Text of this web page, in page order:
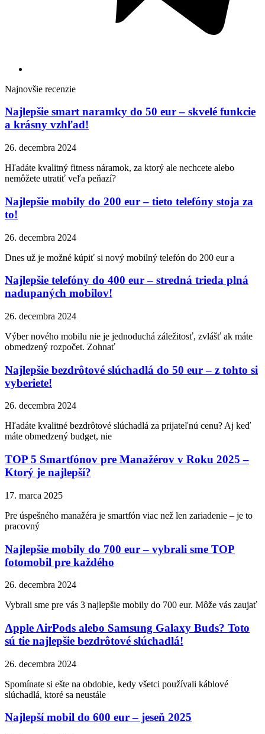
Najnovšie recenzie
Najlepšie smart naramky do 50 eur – skvelé funkcie
a krásny vzhľad!
26. decembra 2024
Hľadáte kvalitný fitness náramok, za ktorý ale nechcete alebo
nemôžete utratiť veľa peňazí?
Najlepšie mobily do 200 eur – tieto telefóny stoja za
to!
26. decembra 2024
Dnes už je možné kúpiť si nový mobilný telefón do 200 eur a
Najlepšie telefóny do 400 eur – stredná trieda plná
nadupaných mobilov!
26. decembra 2024
Výber nového mobilu nie je jednoduchá záležitosť, zvlášť ak máte
obmedzený rozpočet. Zohnať
Najlepšie bezdrôtové slúchadlá do 50 eur – z tohto si
vyberiete!
26. decembra 2024
Hľadáte kvalitné bezdrôtové slúchadlá za prijateľnú cenu? Aj keď
máte obmedzený budget, nie
TOP 5 Smartfónov pre Manažérov v Roku 2025 –
Ktorý je najlepší?
17. marca 2025
Pre úspešného manažéra je smartfón viac než len zariadenie – je to
pracovný
Najlepšie mobily do 700 eur – vybrali sme TOP
fotomobil pre každého
26. decembra 2024
Vybrali sme pre vás 3 najlepšie mobily do 700 eur. Môže vás zaujať
Apple AirPods alebo Samsung Galaxy Buds? Toto
sú tie najlepšie bezdrôtové slúchadlá!
26. decembra 2024
Spomínate si ešte na obdobie, kedy všetci používali káblové
slúchadlá, ktoré sa neustále
Najlepší mobil do 600 eur – jeseň 2025